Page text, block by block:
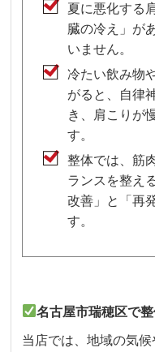
夏に悪化する
臓の冷え」が
いません。
冷たい飲み物
がると、自律
き、肩こりが
す。
整体では、筋
ランスを整え
改善」と「再
す。
名古屋市瑞穂区で
当店では、地域の気